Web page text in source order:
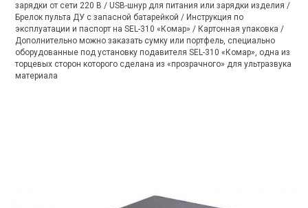
зарядки от сети 220 В / USB-шнур для питания или зарядки изделия /
Брелок пульта ДУ с запасной батарейкой / Инструкция по
эксплуатации и паспорт на SEL-310 «Комар» / Картонная упаковка /
Дополнительно можно заказать сумку или портфель, специально
оборудованные под установку подавителя SEL-310 «Комар», одна из
торцевых сторон которого сделана из «прозрачного» для ультразвука
материала